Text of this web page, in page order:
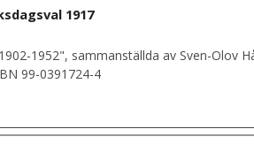
1917
1952", sammanställda av Sven-Olov
99-0391724-4